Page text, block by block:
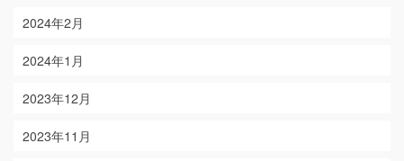
2024年2月
2024年1月
2023年12月
2023年11月